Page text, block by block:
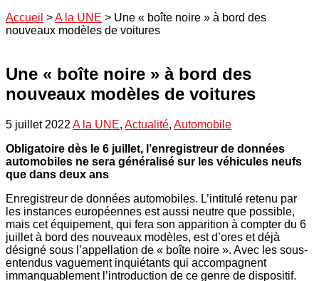
Accueil >A la UNE > Une « boîte noire » à bord des
nouveaux modèles de voitures
Une « boîte noire » à bord des
nouveaux modèles de voitures
5 juillet 2022 A la UNE, Actualité, Automobile
Obligatoire dès le 6 juillet, l’enregistreur de données
automobiles ne sera généralisé sur les véhicules neufs
que dans deux ans
Enregistreur de données automobiles. L’intitulé retenu par
les instances européennes est aussi neutre que possible,
mais cet équipement, qui fera son apparition à compter du 6
juillet à bord des nouveaux modèles, est d’ores et déjà
désigné sous l’appellation de « boîte noire ». Avec les sous-
entendus vaguement inquiétants qui accompagnent
immanquablement l’introduction de ce genre de dispositif.